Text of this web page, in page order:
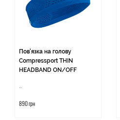
Пов'язка на голову
Compressport THIN
HEADBAND ON/OFF
890 грн